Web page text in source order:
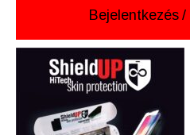
Bejelentkezés /